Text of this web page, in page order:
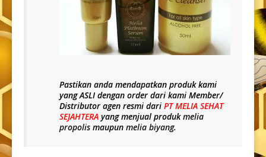
Pastikan anda mendapatkan produk kami
yangASLIdengan order dari kami Member/
Distributor agen resmi dari PT MELIA SEHAT
SEJAHTERA yang menjual produkmelia
propolis maupun melia biyang.